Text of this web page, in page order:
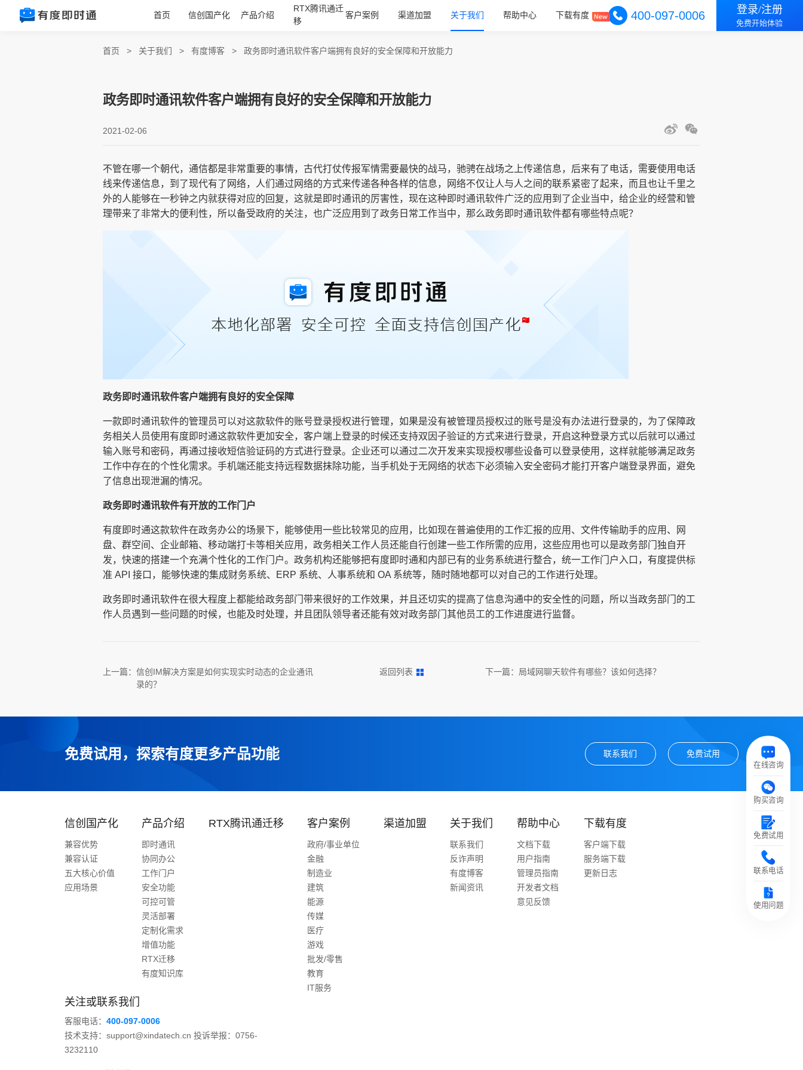
首页 信创国产化 产品介绍
RTX腾讯通迁
移
客户案例 渠道加盟 关于我们 帮助中心 下载有度 400-097-0006 登录/注册
免费开始体验
首页 > 关于我们 > 有度博客 > 政务即时通讯软件客户端拥有良好的安全保障和开放能力
政务即时通讯软件客户端拥有良好的安全保障和开放能力
2021-02-06
不管在哪一个朝代，通信都是非常重要的事情，古代打仗传报军情需要最快的战马，驰骋在战场之上传递信息，后来有了电话，需要使用电话
线来传递信息，到了现代有了网络，人们通过网络的方式来传递各种各样的信息，网络不仅让人与人之间的联系紧密了起来，而且也让千里之
外的人能够在一秒钟之内就获得对应的回复，这就是即时通讯的厉害性，现在这种即时通讯软件广泛的应用到了企业当中，给企业的经营和管
理带来了非常大的便利性，所以备受政府的关注，也广泛应用到了政务日常工作当中，那么政务即时通讯软件都有哪些特点呢？
政务即时通讯软件客户端拥有良好的安全保障
一款即时通讯软件的管理员可以对这款软件的账号登录授权进行管理，如果是没有被管理员授权过的账号是没有办法进行登录的，为了保障政
务相关人员使用有度即时通这款软件更加安全，客户端上登录的时候还支持双因子验证的方式来进行登录，开启这种登录方式以后就可以通过
输入账号和密码，再通过接收短信验证码的方式进行登录。企业还可以通过二次开发来实现授权哪些设备可以登录使用，这样就能够满足政务
工作中存在的个性化需求。手机端还能支持远程数据抹除功能，当手机处于无网络的状态下必须输入安全密码才能打开客户端登录界面，避免
了信息出现泄漏的情况。
政务即时通讯软件有开放的工作门户
有度即时通这款软件在政务办公的场景下，能够使用一些比较常见的应用，比如现在普遍使用的工作汇报的应用、文件传输助手的应用、网
盘、群空间、企业邮箱、移动端打卡等相关应用，政务相关工作人员还能自行创建一些工作所需的应用，这些应用也可以是政务部门独自开
发，快速的搭建一个充满个性化的工作门户。政务机构还能够把有度即时通和内部已有的业务系统进行整合，统一工作门户入口，有度提供标
准 API 接口，能够快速的集成财务系统、ERP 系统、人事系统和 OA 系统等，随时随地都可以对自己的工作进行处理。
政务即时通讯软件在很大程度上都能给政务部门带来很好的工作效果，并且还切实的提高了信息沟通中的安全性的问题，所以当政务部门的工
作人员遇到一些问题的时候，也能及时处理，并且团队领导者还能有效对政务部门其他员工的工作进度进行监督。
上一篇： 信创IM解决方案是如何实现实时动态的企业通讯
录的？
返回列表 下一篇： 局域网聊天软件有哪些？该如何选择？
免费试用，探索有度更多产品功能 联系我们 免费试用
在线咨询
购买咨询
免费试用
联系电话
使用问题
信创国产化
兼容优势
兼容认证
五大核心价值
应用场景
产品介绍
即时通讯
协同办公
工作门户
安全功能
可控可管
灵活部署
定制化需求
增值功能
RTX迁移
有度知识库
RTX腾讯通迁移 客户案例
政府/事业单位
金融
制造业
建筑
能源
传媒
医疗
游戏
批发/零售
教育
IT服务
渠道加盟 关于我们
联系我们
反诈声明
有度博客
新闻资讯
帮助中心
文档下载
用户指南
管理员指南
开发者文档
意见反馈
下载有度
客户端下载
服务端下载
更新日志
关注或联系我们
客服电话： 400-097-0006
技术支持：support@xindatech.cn 投诉举报：0756-
3232110